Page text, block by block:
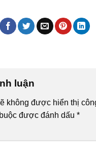
luận
không được hiển thị
được đánh dấu *